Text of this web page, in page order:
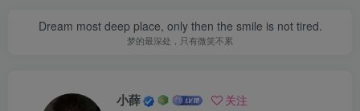
Dream most deep place, only then the smile is not tired.
梦的最深处，只有微笑不累
小薛 关注